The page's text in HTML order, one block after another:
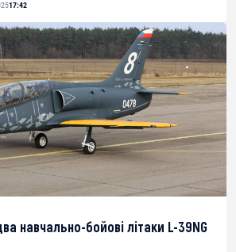
17:42
навчально-бойові літаки L-39NG